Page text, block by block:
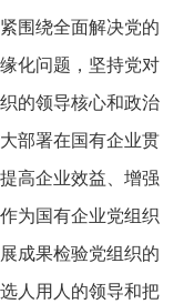
围绕全面解决党的
化问题，坚持党对
的领导核心和政治
部署在国有企业贯
高企业效益、增强
为国有企业党组织
成果检验党组织的
人用人的领导和把